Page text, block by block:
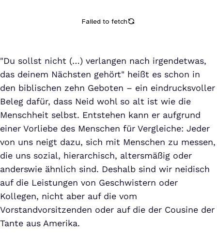
"Du sollst nicht (…) verlangen nach irgendetwas,
das deinem Nächsten gehört" heißt es schon in
den biblischen zehn Geboten – ein eindrucksvoller
Beleg dafür, dass Neid wohl so alt ist wie die
Menschheit selbst. Entstehen kann er aufgrund
einer Vorliebe des Menschen für Vergleiche: Jeder
von uns neigt dazu, sich mit Menschen zu messen,
die uns sozial, hierarchisch, altersmäßig oder
anderswie ähnlich sind. Deshalb sind wir neidisch
auf die Leistungen von Geschwistern oder
Kollegen, nicht aber auf die vom
Vorstandvorsitzenden oder auf die der Cousine der
Tante aus Amerika.